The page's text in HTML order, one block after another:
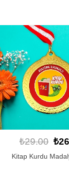
₺29.00
Kitap Kurdu